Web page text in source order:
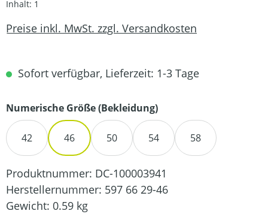
Inhalt: 1
Preise inkl. MwSt. zzgl. Versandkosten
Sofort verfügbar, Lieferzeit: 1-3 Tage
Numerische Größe (Bekleidung)auswählen
42 46 50 54 58
Produktnummer: DC-100003941
Herstellernummer: 597 66 29-46
Gewicht: 0.59 kg